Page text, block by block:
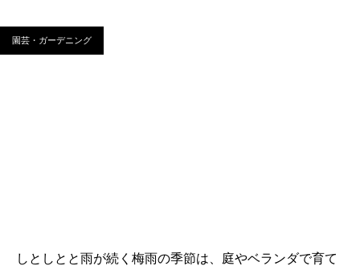
園芸・ガーデニング
しとしとと雨が続く梅雨の季節は、庭やベランダで育て